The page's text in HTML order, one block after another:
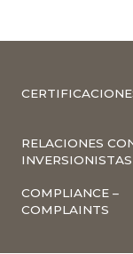
RELACIONES
INVERSIONISTAS
COMPLIANCE –
COMPLAINTS